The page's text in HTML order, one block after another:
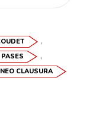
,
,
CLAUSURA